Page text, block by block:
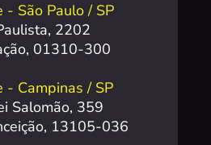
- São Paulo / SP
2202
01310-300
- Campinas / SP
Salomão, 359
13105-036